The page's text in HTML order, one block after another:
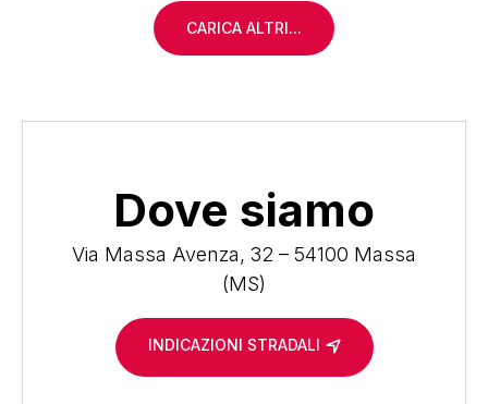
CARICA ALTRI...
Dove siamo
Via Massa Avenza, 32 – 54100 Massa
(MS)
INDICAZIONI STRADALI